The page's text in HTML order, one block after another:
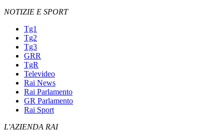
NOTIZIE E SPORT
Tg1
Tg2
Tg3
GRR
TgR
Televideo
Rai News
Rai Parlamento
GR Parlamento
Rai Sport
L'AZIENDA RAI